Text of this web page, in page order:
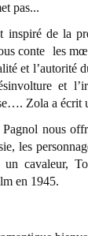
pas...
inspiré de la
conte les
et l’autorité
et
Zola a écrit
nous
les
un cavaleur,
en 1945.